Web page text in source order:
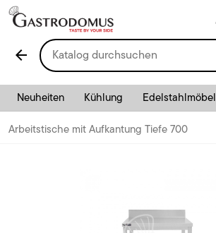
arrow_back
Neuheiten Kühlung Edelstahlmöbel
Arbeitstische mit Aufkantung Tiefe 700